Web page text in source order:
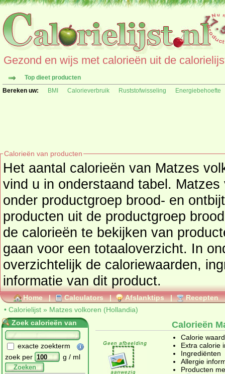
Gezond en wijs met calorieën uit de
Top dieet producten
Bereken uw:
BMI Calorieverbruik Ruststofwisseling Energiebehoefte
Calorieën van producten
Het aantal calorieën van Matzes
vind u in onderstaand tabel.
onder productgroep brood- en ontbijtproducten, kijk hier voor
producten uit de productgroep
de calorieën te bekijken van
gaan voor een totaaloverzicht. In onderstaand tabel vindt u
overzichtelijk de caloriewaarden, ingrediënten en allergenen
informatie van dit product.
Home | Calculators | Afslanktips | Recepten
• Calorielijst » Matzes volkoren (Hollandia)
Zoek calorieën van
exacte zoekterm
zoek per
g / ml
Zoeken
Calorieën
Calorie
Extra calorie
Ingrediënten
Allergie
Producten